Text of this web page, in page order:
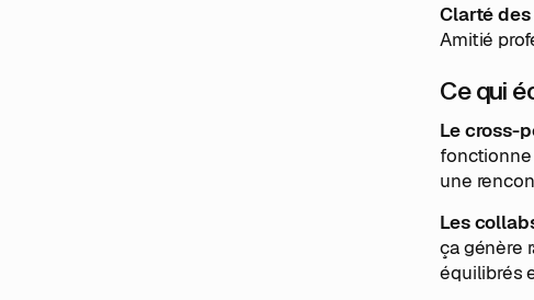
Clarté
Amitié
Ce qui
Le cross-
fonctionne
une
Les
ça génère
équilibrés